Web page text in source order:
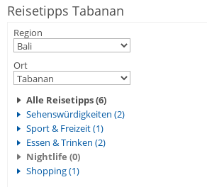
Reisetipps Tabanan
Region
Ort
Alle Reisetipps (6)
Sehenswürdigkeiten (2)
Sport & Freizeit (1)
Essen & Trinken (2)
Nightlife (0)
Shopping (1)